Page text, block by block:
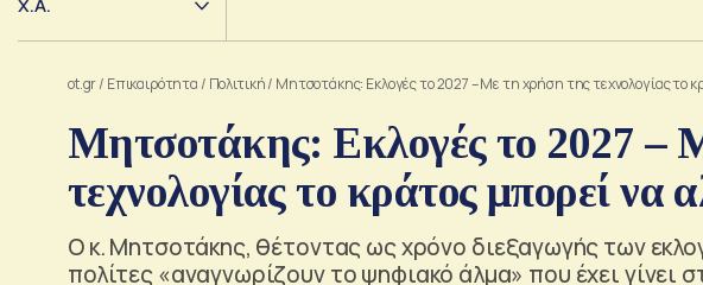
Χ.Α.
ot.gr/ Επικαιρότητα / Πολιτική/ Μητσοτάκης: Εκλογές το 2027 – Με τη χρήση της τεχνολογίας το
Μητσοτάκης: Εκλογές το 2027 –
τεχνολογίας το κράτος μπορεί να
Ο κ. Μητσοτάκης, θέτοντας ως χρόνο διεξαγωγής των
πολίτες «αναγνωρίζουν το ψηφιακό άλμα» που έχει γίνει